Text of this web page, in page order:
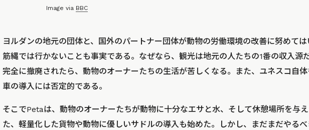
Image via BBC
ヨルダンの地元の団体と、国外のパートナー団体が動物の労働環境の改善に努めて
筋縄では行かないことも事実である。なぜなら、観光は地元の人たちの1番の収入源
完全に撤廃されたら、動物のオーナーたちの生活が苦しくなる。また、ユネスコ自
車の導入には否定的である。
そこでPetaは、動物のオーナーたちが動物に十分なエサと水、そして休憩場所を与
た、軽量化した貨物や動物に優しいサドルの導入も始めた。しかし、まだまだやるべ